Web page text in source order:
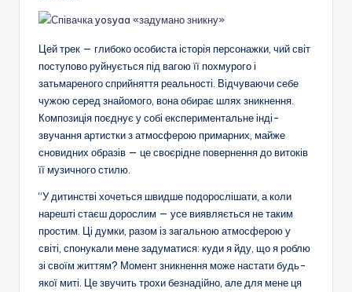
Цей трек — глибоко особиста історія персонажки, чий світ
поступово руйнується під вагою її похмурого і
затьмареного сприйняття реальності. Відчуваючи себе
чужою серед знайомого, вона обирає шлях зникнення.
Композиція поєднує у собі експериментальне інді-
звучання артистки з атмосферою примарних, майже
сновидних образів — це своєрідне повернення до витоків
її музичного стилю.
“У дитинстві хочеться швидше подорослішати, а коли
нарешті стаєш дорослим — усе виявляється не таким
простим. Ці думки, разом із загальною атмосферою у
світі, спонукали мене задуматися: куди я йду, що я роблю
зі своїм життям? Момент зникнення може настати будь-
якої миті. Це звучить трохи безнадійно, але для мене ця